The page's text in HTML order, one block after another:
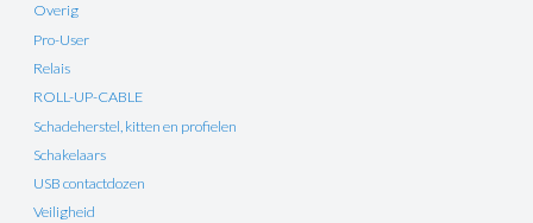
Overig
Pro-User
Relais
ROLL-UP-CABLE
Schadeherstel, kitten en profielen
Schakelaars
USB contactdozen
Veiligheid